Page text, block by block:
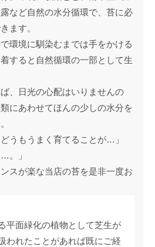
など自然の水分循環で、苔に必
ます。
環境に馴染むまでは手をかける
すると自然循環の一部として生
、日光の心配はいりませんの
にあわせてほんの少しの水分を
うもうまく育てることが…」
。」
スが楽な当店の苔を是非一度お
平面緑化の植物として芝生が
われたことがあれば既にご経